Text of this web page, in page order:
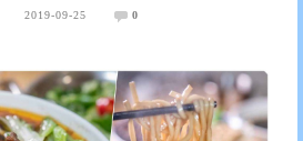
2019-09-25 0